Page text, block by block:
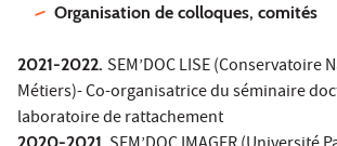
Organisation de colloques, comités
2021-2022. SEM’DOC LISE (Conservatoire
Métiers)- Co-organisatrice du séminaire
laboratoire de rattachement